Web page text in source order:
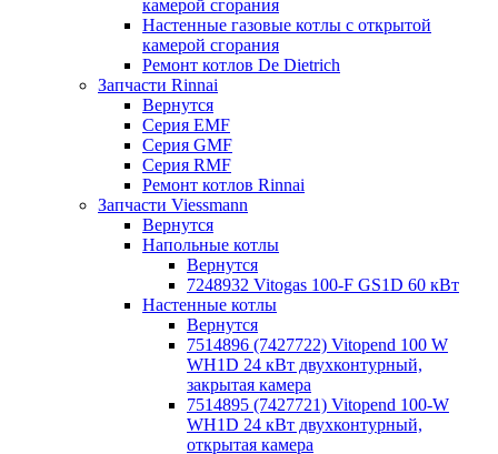
камерой сгорания
Настенные газовые котлы с открытой
камерой сгорания
Ремонт котлов Dе Dietrich
Запчасти Rinnai
Вернутся
Серия EMF
Серия GMF
Серия RMF
Ремонт котлов Rinnai
Запчасти Viessmann
Вернутся
Напольные котлы
Вернутся
7248932 Vitogas 100-F GS1D 60 кВт
Настенные котлы
Вернутся
7514896 (7427722) Vitopend 100 W
WH1D 24 кВт двухконтурный,
закрытая камера
7514895 (7427721) Vitopend 100-W
WH1D 24 кВт двухконтурный,
открытая камера